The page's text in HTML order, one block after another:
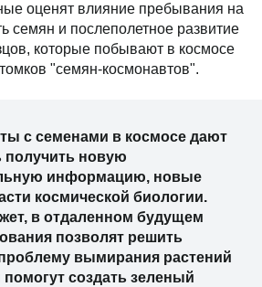
оценят влияние пребывания на
семян и послеполетное развитие
которые побывают в космосе
"семян-космонавтов".
с семенами в космосе дают
получить новую
информацию, новые
космической биологии.
в отдаленном будущем
позволят решить
вымирания растений
создать зеленый